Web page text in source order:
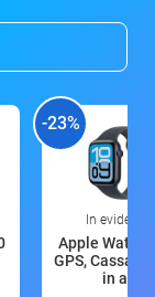
-23%
In evidenza
Apple Watch
GPS, Cassa
in all